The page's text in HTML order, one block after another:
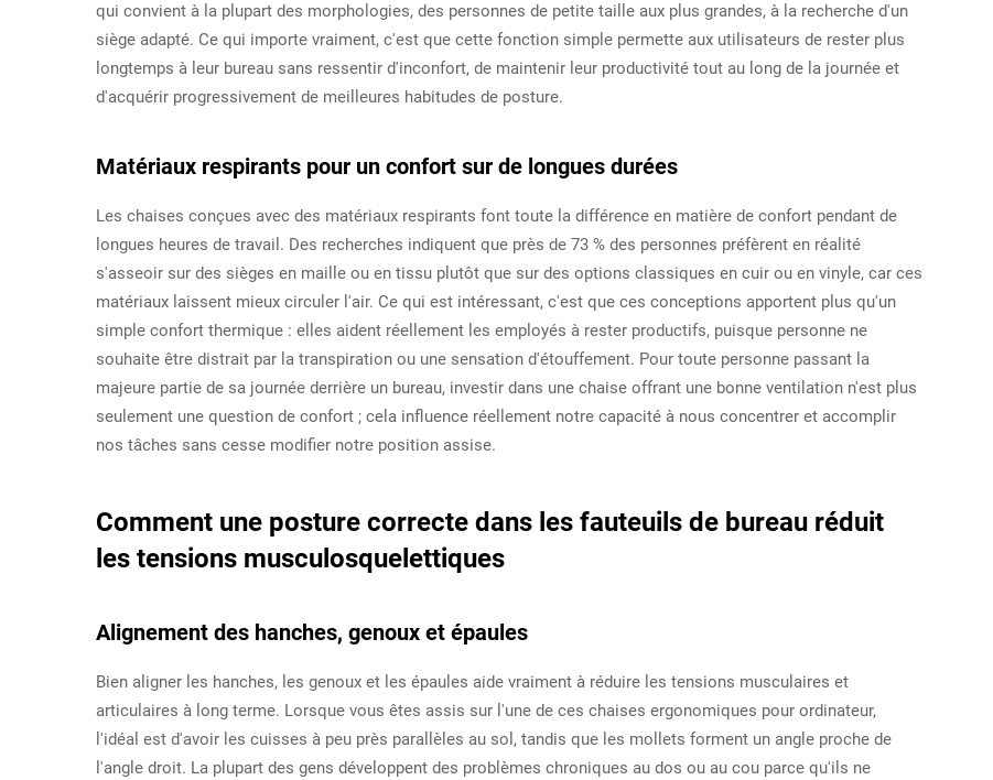
qui convient à la plupart des morphologies, des personnes de petite taille aux plus grandes, à la recherche d'un
siège adapté. Ce qui importe vraiment, c'est que cette fonction simple permette aux utilisateurs de rester plus
longtemps à leur bureau sans ressentir d'inconfort, de maintenir leur productivité tout au long de la journée et
d'acquérir progressivement de meilleures habitudes de posture.
Matériaux respirants pour un confort sur de longues durées
Les chaises conçues avec des matériaux respirants font toute la différence en matière de confort pendant de
longues heures de travail. Des recherches indiquent que près de 73 % des personnes préfèrent en réalité
s'asseoir sur des sièges en maille ou en tissu plutôt que sur des options classiques en cuir ou en vinyle, car ces
matériaux laissent mieux circuler l'air. Ce qui est intéressant, c'est que ces conceptions apportent plus qu'un
simple confort thermique : elles aident réellement les employés à rester productifs, puisque personne ne
souhaite être distrait par la transpiration ou une sensation d'étouffement. Pour toute personne passant la
majeure partie de sa journée derrière un bureau, investir dans une chaise offrant une bonne ventilation n'est plus
seulement une question de confort ; cela influence réellement notre capacité à nous concentrer et accomplir
nos tâches sans cesse modifier notre position assise.
Comment une posture correcte dans les fauteuils de bureau réduit
les tensions musculosquelettiques
Alignement des hanches, genoux et épaules
Bien aligner les hanches, les genoux et les épaules aide vraiment à réduire les tensions musculaires et
articulaires à long terme. Lorsque vous êtes assis sur l'une de ces chaises ergonomiques pour ordinateur,
l'idéal est d'avoir les cuisses à peu près parallèles au sol, tandis que les mollets forment un angle proche de
l'angle droit. La plupart des gens développent des problèmes chroniques au dos ou au cou parce qu'ils ne